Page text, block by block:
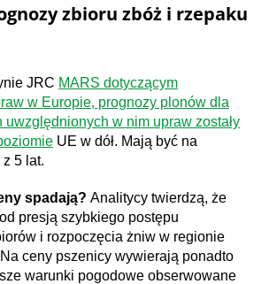
zbioru zbóż i rzepaku
JRC MARS dotyczącym
w Europie, prognozy plonów dla
uwzględnionych w nim upraw zostały
UE w dół. Mają być na
5 lat.
spadają? Analitycy twierdzą, że
presją szybkiego postępu
i rozpoczęcia żniw w regionie
ceny pszenicy wywierają ponadto
warunki pogodowe obserwowane